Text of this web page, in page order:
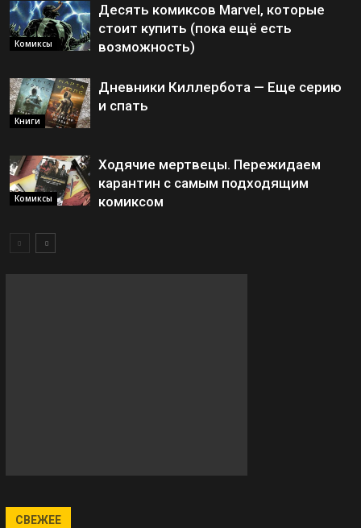
Комиксы
Десять комиксов Marvel, которые
стоит купить (пока ещё есть
возможность)
Книги
Дневники Киллербота — Еще серию
и спать
Комиксы
Ходячие мертвецы. Пережидаем
карантин с самым подходящим
комиксом
СВЕЖЕЕ